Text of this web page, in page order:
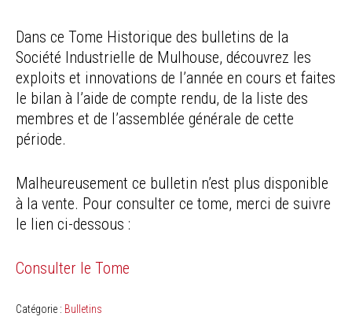
Dans ce Tome Historique des bulletins de la
Société Industrielle de Mulhouse, découvrez les
exploits et innovations de l’année en cours et faites
le bilan à l’aide de compte rendu, de la liste des
membres et de l’assemblée générale de cette
période.
Malheureusement ce bulletin n’est plus disponible
à la vente. Pour consulter ce tome, merci de suivre
le lien ci-dessous :
Consulter le Tome
Catégorie : Bulletins